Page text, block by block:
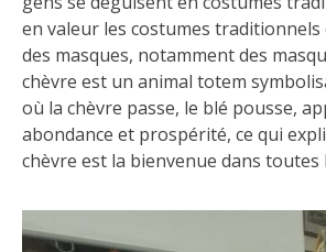
en valeur les costumes
des masques, notamment des
chèvre est un animal totem
où la chèvre passe, le blé pousse,
abondance et prospérité, ce qui
chèvre est la bienvenue dans toutes